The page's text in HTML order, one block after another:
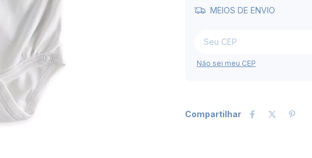
MEIOS DE ENVIO
Não sei meu CEP
Compartilhar